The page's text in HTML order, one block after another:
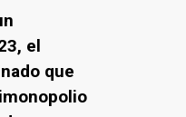
el
que